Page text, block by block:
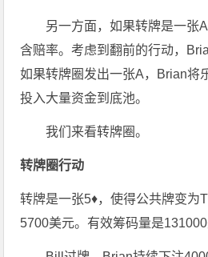
另一方面，如果转牌是一张
含赔率。考虑到翻前的行动，
如果转牌圈发出一张A，Brian将
投入大量资金到底池。
我们来看转牌圈。
转牌圈行动
转牌是一张5♦，使得公共牌变为
5700美元。有效筹码量是131000